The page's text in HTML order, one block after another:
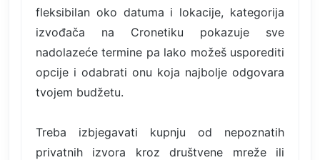
fleksibilan oko datuma i lokacije, kategorija
izvođača na Cronetiku pokazuje sve
nadolazeće termine pa lako možeš usporediti
opcije i odabrati onu koja najbolje odgovara
tvojem budžetu.
Treba izbjegavati kupnju od nepoznatih
privatnih izvora kroz društvene mreže ili